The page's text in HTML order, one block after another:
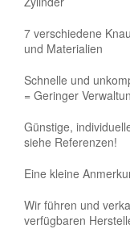
7 verschiedene
und Materialien
Schnelle und
= Geringer
Günstige,
siehe Referenzen!
Eine kleine
Wir führen und
verfügbaren